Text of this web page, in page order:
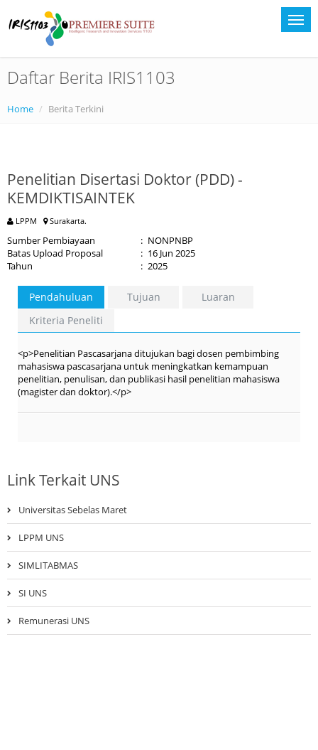
Daftar Berita IRIS1103
Home Berita Terkini
Penelitian Disertasi Doktor (PDD) -
KEMDIKTISAINTEK
LPPM Surakarta.
Sumber Pembiayaan : NONPNBP
Batas Upload Proposal
: 16 Jun 2025
Tahun
: 2025
Pendahuluan Tujuan
Luaran
Kriteria Peneliti
<p>Penelitian Pascasarjana ditujukan bagi dosen pembimbing
mahasiswa pascasarjana untuk meningkatkan kemampuan
penelitian, penulisan, dan publikasi hasil penelitian mahasiswa
(magister dan doktor).</p>
Link Terkait UNS
Universitas Sebelas Maret
LPPM UNS
SIMLITABMAS
SI UNS
Remunerasi UNS